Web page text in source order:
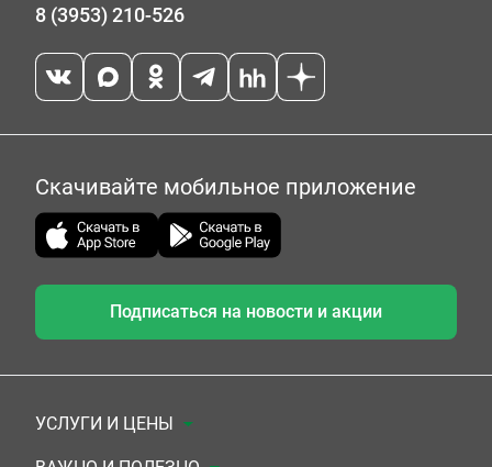
8 (3953) 210-526
Скачивайте мобильное приложение
Подписаться на новости и акции
УСЛУГИ И ЦЕНЫ